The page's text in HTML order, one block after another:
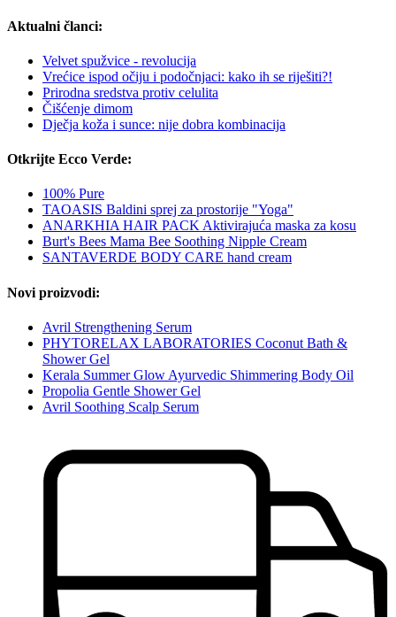
Aktualni članci:
Velvet spužvice - revolucija
Vrećice ispod očiju i podočnjaci: kako ih se riješiti?!
Prirodna sredstva protiv celulita
Čišćenje dimom
Dječja koža i sunce: nije dobra kombinacija
Otkrijte Ecco Verde:
100% Pure
TAOASIS Baldini sprej za prostorije "Yoga"
ANARKHIA HAIR PACK Aktivirajuća maska za kosu
Burt's Bees Mama Bee Soothing Nipple Cream
SANTAVERDE BODY CARE hand cream
Novi proizvodi:
Avril Strengthening Serum
PHYTORELAX LABORATORIES Coconut Bath &
Shower Gel
Kerala Summer Glow Ayurvedic Shimmering Body Oil
Propolia Gentle Shower Gel
Avril Soothing Scalp Serum